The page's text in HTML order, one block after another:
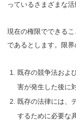
っているさまざまな
現在の権限でできる
であるとします。限
既存の競争法およ
害が発生した後に
既存の法律には、
するために必要な